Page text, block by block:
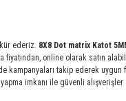
ederiz. 8X8 Dot matrix Katot
fiyatından, online olarak satın
kampanyaları takip ederek
imkanı ile güvenli